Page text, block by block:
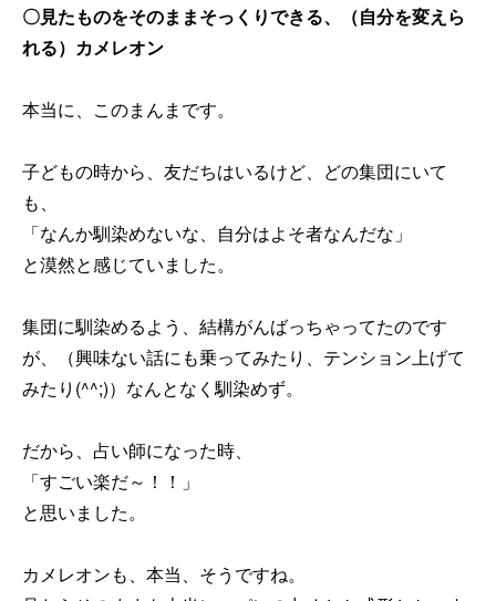
〇見たものをそのままそっくりできる、（自分を変えら
れる）カメレオン
本当に、このまんまです。
子どもの時から、友だちはいるけど、どの集団にいて
も、
「なんか馴染めないな、自分はよそ者なんだな」
と漠然と感じていました。
集団に馴染めるよう、結構がんばっちゃってたのです
が、（興味ない話にも乗ってみたり、テンション上げて
みたり(^^;)）なんとなく馴染めず。
だから、占い師になった時、
「すごい楽だ～！！」
と思いました。
カメレオンも、本当、そうですね。